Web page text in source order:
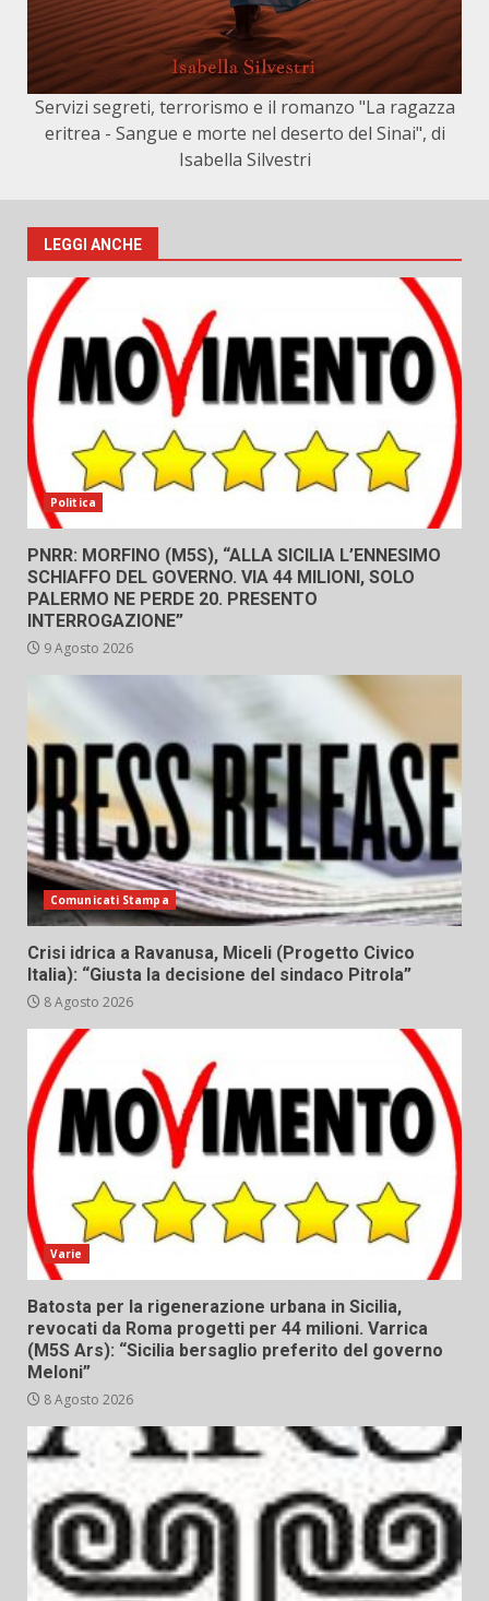
Servizi segreti, terrorismo e il romanzo "La ragazza
eritrea - Sangue e morte nel deserto del Sinai", di
Isabella Silvestri
LEGGI ANCHE
Politica
PNRR: MORFINO (M5S), “ALLA SICILIA L’ENNESIMO
SCHIAFFO DEL GOVERNO. VIA 44 MILIONI, SOLO
PALERMO NE PERDE 20. PRESENTO
INTERROGAZIONE”
9 Agosto 2026
Comunicati Stampa
Crisi idrica a Ravanusa, Miceli (Progetto Civico
Italia): “Giusta la decisione del sindaco Pitrola”
8 Agosto 2026
Varie
Batosta per la rigenerazione urbana in Sicilia,
revocati da Roma progetti per 44 milioni. Varrica
(M5S Ars): “Sicilia bersaglio preferito del governo
Meloni”
8 Agosto 2026